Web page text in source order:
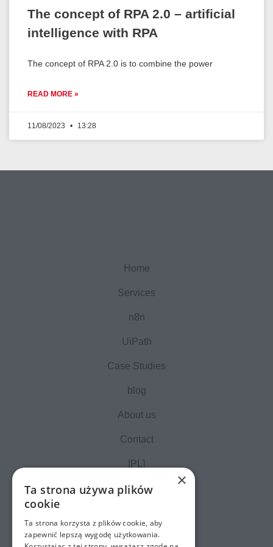
The concept of RPA 2.0 – artificial
intelligence with RPA
The concept of RPA 2.0 is to combine the power
READ MORE »
11/08/2023 13:28
Home
Services
n8n
UiPath
Case Studies
blog
About us
Contact
[PL]
×
Ta strona używa plików
cookie
Ta strona korzysta z plików cookie, aby
zapewnić lepszą wygodę użytkowania.